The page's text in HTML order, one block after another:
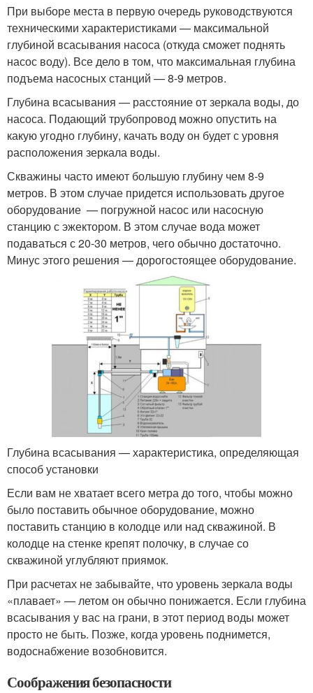
При выборе места в первую очередь руководствуются
техническими характеристиками — максимальной
глубиной всасывания насоса (откуда сможет поднять
насос воду). Все дело в том, что максимальная глубина
подъема насосных станций — 8-9 метров.
Глубина всасывания — расстояние от зеркала воды, до
насоса. Подающий трубопровод можно опустить на
какую угодно глубину, качать воду он будет с уровня
расположения зеркала воды.
Скважины часто имеют большую глубину чем 8-9
метров. В этом случае придется использовать другое
оборудование — погружной насос или насосную
станцию с эжектором. В этом случае вода может
подаваться с 20-30 метров, чего обычно достаточно.
Минус этого решения — дорогостоящее оборудование.
Глубина всасывания — характеристика, определяющая
способ установки
Если вам не хватает всего метра до того, чтобы можно
было поставить обычное оборудование, можно
поставить станцию в колодце или над скважиной. В
колодце на стенке крепят полочку, в случае со
скважиной углубляют приямок.
При расчетах не забывайте, что уровень зеркала воды
«плавает» — летом он обычно понижается. Если глубина
всасывания у вас на грани, в этот период воды может
просто не быть. Позже, когда уровень поднимется,
водоснабжение возобновится.
Соображения безопасности